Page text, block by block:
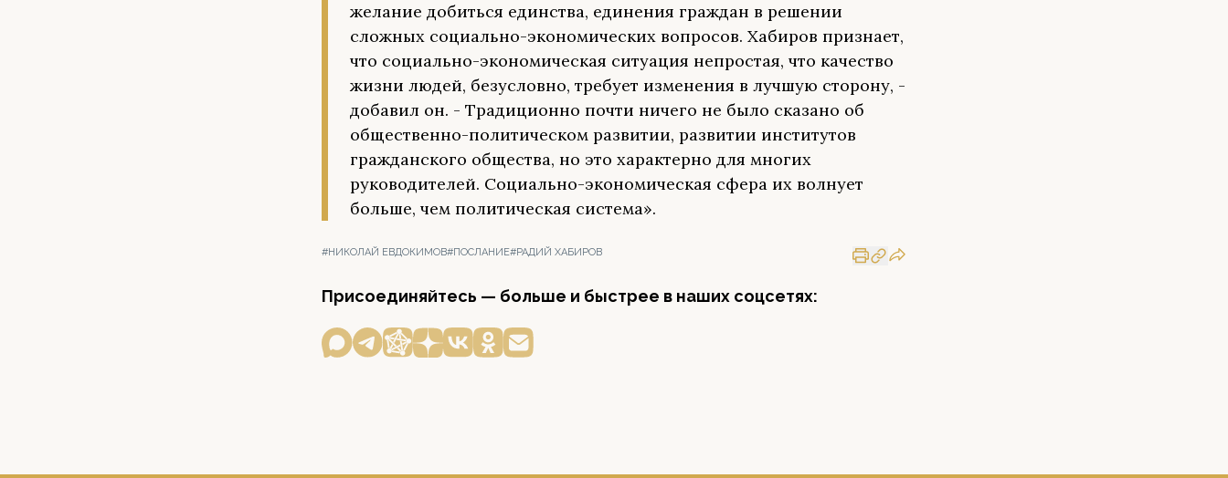
желание добиться единства, единения граждан в решении
сложных социально-экономических вопросов. Хабиров признает,
что социально-экономическая ситуация непростая, что качество
жизни людей, безусловно, требует изменения в лучшую сторону, -
добавил он. - Традиционно почти ничего не было сказано об
общественно-политическом развитии, развитии институтов
гражданского общества, но это характерно для многих
руководителей. Социально-экономическая сфера их волнует
больше, чем политическая система».
#НИКОЛАЙ ЕВДОКИМОВ#ПОСЛАНИЕ#РАДИЙ ХАБИРОВ
Присоединяйтесь — больше и быстрее в наших соцсетях: